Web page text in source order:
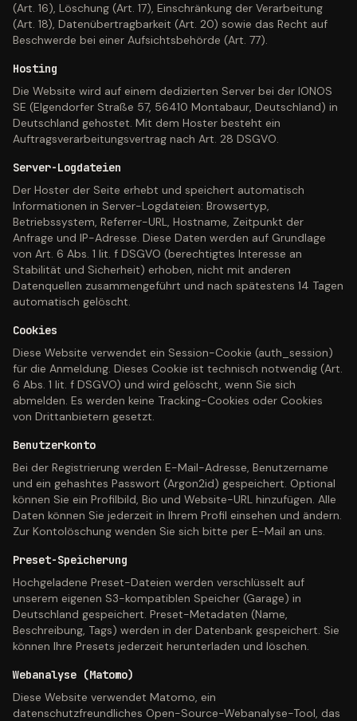
(Art. 16), Löschung (Art. 17), Einschränkung der Verarbeitung
(Art. 18), Datenübertragbarkeit (Art. 20) sowie das Recht auf
Beschwerde bei einer Aufsichtsbehörde (Art. 77).
Hosting
Die Website wird auf einem dedizierten Server bei der IONOS
SE (Elgendorfer Straße 57, 56410 Montabaur, Deutschland) in
Deutschland gehostet. Mit dem Hoster besteht ein
Auftragsverarbeitungsvertrag nach Art. 28 DSGVO.
Server-Logdateien
Der Hoster der Seite erhebt und speichert automatisch
Informationen in Server-Logdateien: Browsertyp,
Betriebssystem, Referrer-URL, Hostname, Zeitpunkt der
Anfrage und IP-Adresse. Diese Daten werden auf Grundlage
von Art. 6 Abs. 1 lit. f DSGVO (berechtigtes Interesse an
Stabilität und Sicherheit) erhoben, nicht mit anderen
Datenquellen zusammengeführt und nach spätestens 14 Tagen
automatisch gelöscht.
Cookies
Diese Website verwendet ein Session-Cookie (auth_session)
für die Anmeldung. Dieses Cookie ist technisch notwendig (Art.
6 Abs. 1 lit. f DSGVO) und wird gelöscht, wenn Sie sich
abmelden. Es werden keine Tracking-Cookies oder Cookies
von Drittanbietern gesetzt.
Benutzerkonto
Bei der Registrierung werden E-Mail-Adresse, Benutzername
und ein gehashtes Passwort (Argon2id) gespeichert. Optional
können Sie ein Profilbild, Bio und Website-URL hinzufügen. Alle
Daten können Sie jederzeit in Ihrem Profil einsehen und ändern.
Zur Kontolöschung wenden Sie sich bitte per E-Mail an uns.
Preset-Speicherung
Hochgeladene Preset-Dateien werden verschlüsselt auf
unserem eigenen S3-kompatiblen Speicher (Garage) in
Deutschland gespeichert. Preset-Metadaten (Name,
Beschreibung, Tags) werden in der Datenbank gespeichert. Sie
können Ihre Presets jederzeit herunterladen und löschen.
Webanalyse (Matomo)
Diese Website verwendet Matomo, ein
datenschutzfreundliches Open-Source-Webanalyse-Tool, das